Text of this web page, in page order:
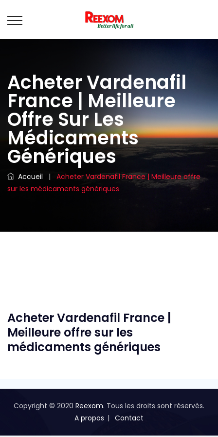
Acheter Vardenafil
France | Meilleure
Offre Sur Les
Médicaments
Génériques
Accueil |
Acheter Vardenafil France | Meilleure offre
sur les médicaments génériques
Acheter Vardenafil France |
Meilleure offre sur les
médicaments génériques
Copyright © 2020 Reexom. Tous les droits sont réservés.
A propos
Contact